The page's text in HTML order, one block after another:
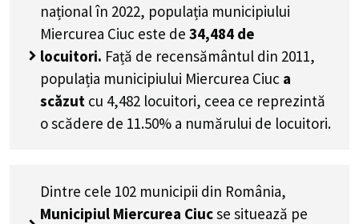
național în 2022, populația municipiului
Miercurea Ciuc este de 34,484 de
locuitori. Față de recensământul din 2011,
populația municipiului Miercurea Ciuc a
scăzut cu 4,482 locuitori, ceea ce reprezintă
o scădere de 11.50% a numărului de locuitori.
Dintre cele 102 municipii din România,
Municipiul Miercurea Ciucse situează pe